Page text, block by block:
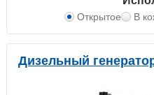
Открытое В
Дизельный